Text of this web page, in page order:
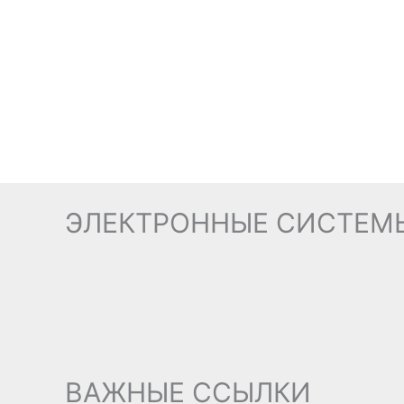
ЭЛЕКТРОННЫЕ
ВАЖНЫЕ ССЫЛКИ